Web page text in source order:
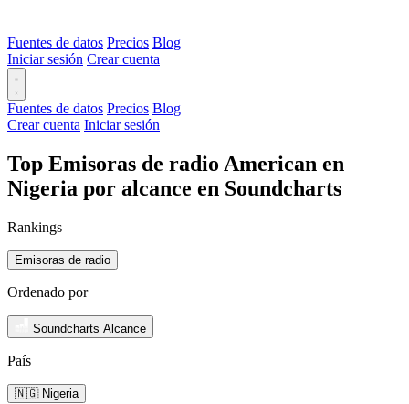
Fuentes de datos Precios Blog
Iniciar sesión Crear cuenta
Fuentes de datos Precios Blog
Crear cuenta Iniciar sesión
Top Emisoras de radio American en
Nigeria por alcance en Soundcharts
Rankings
Emisoras de radio
Ordenado por
Soundcharts Alcance
País
🇳🇬 Nigeria